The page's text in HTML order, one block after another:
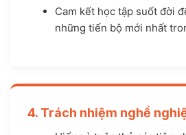
Cam kết học tập suốt đời
những tiến bộ mới nhất
4. Trách nhiệm nghề